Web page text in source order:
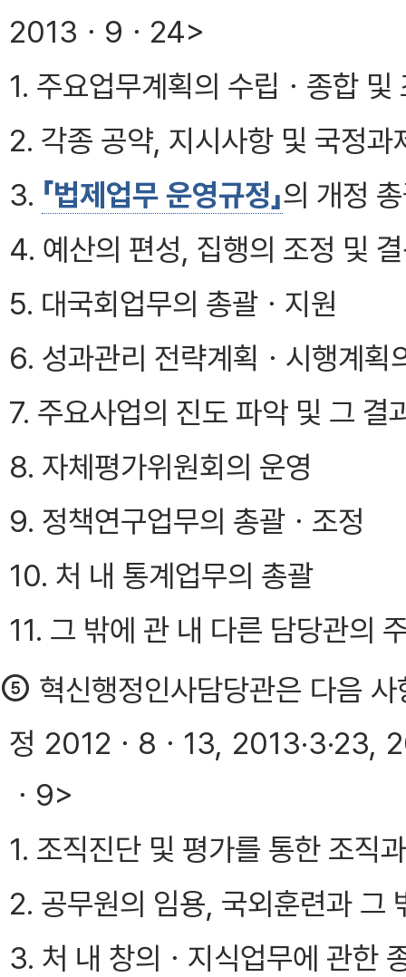
2013ㆍ9ㆍ24>
1. 주요업무계획의 수립ㆍ종합 및
2. 각종 공약, 지시사항 및 국정과
3. 「법제업무 운영규정」의 개정
4. 예산의 편성, 집행의 조정 및
5. 대국회업무의 총괄ㆍ지원
6. 성과관리 전략계획ㆍ시행계획
7. 주요사업의 진도 파악 및 그 결
8. 자체평가위원회의 운영
9. 정책연구업무의 총괄ㆍ조정
10. 처 내 통계업무의 총괄
11. 그 밖에 관 내 다른 담당관의
⑤ 혁신행정인사담당관은 다음
정 2012ㆍ8ㆍ13, 2013·3·23,
ㆍ9>
1. 조직진단 및 평가를 통한 조직
2. 공무원의 임용, 국외훈련과 그
3. 처 내 창의ㆍ지식업무에 관한